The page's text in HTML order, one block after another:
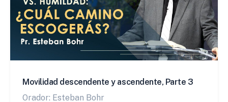
Movilidad descendente y ascendente, Parte 3
Orador: Esteban Bohr